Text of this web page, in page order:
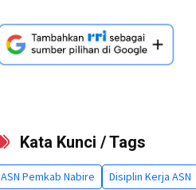
Kata Kunci / Tags
ASN Pemkab Nabire Disiplin Kerja ASN